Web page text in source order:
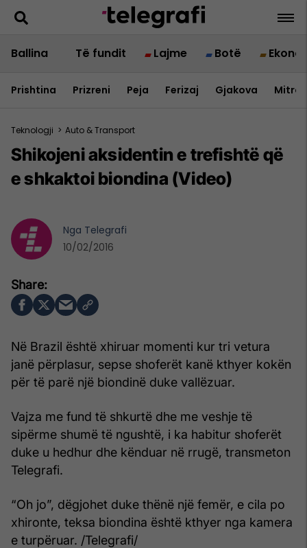
Ballina Të fundit Lajme Botë
Prishtina Prizreni Peja Ferizaj Gjakova
Teknologji > Auto & Transport
Shikojeni aksidentin e trefishtë që
e shkaktoi biondina (Video)
Në Brazil është xhiruar momenti kur tri vetura
janë përplasur, sepse shoferët kanë kthyer kokën
për të parë një biondinë duke vallëzuar.
Vajza me fund të shkurtë dhe me veshje të
sipërme shumë të ngushtë, i ka habitur shoferët
duke u hedhur dhe kënduar në rrugë, transmeton
Telegrafi.
“Oh jo”, dëgjohet duke thënë një femër, e cila po
xhironte, teksa biondina është kthyer nga kamera
e turpëruar. /Telegrafi/
Nga Telegrafi
10/02/2016